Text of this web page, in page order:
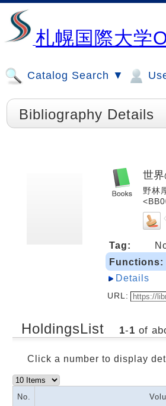
札幌国際大学
Catalog Search ▼
Bibliography Details
世
野林
Tag:
Functions:
Details
URL:
HoldingsList 1-1 of
Click a number to display
No.